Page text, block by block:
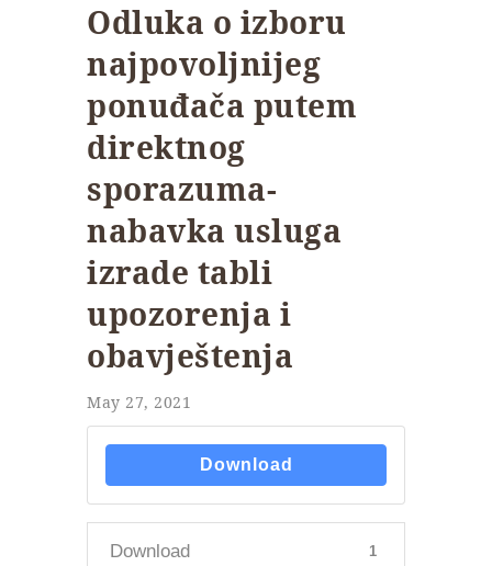
Odluka o izboru
najpovoljnijeg
ponuđača putem
direktnog
sporazuma-
nabavka usluga
izrade tabli
upozorenja i
obavještenja
May 27, 2021
Download
Download 1